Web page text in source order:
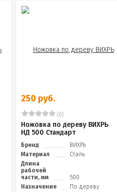
250 руб.
(0)
Ножовка по дереву ВИХРЬ
НД 500 Стандарт
Бренд
ВИХРЬ
Материал
Сталь
Длина
рабочей
части, мм
500
Назначение
По дереву